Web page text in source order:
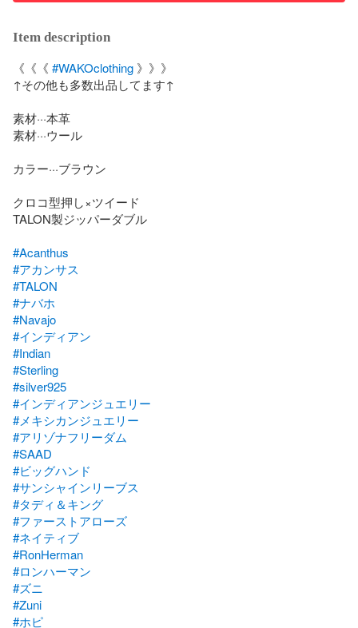
Item description
《《《 #WAKOclothing 》》》
↑その他も多数出品してます↑
素材···本革
素材···ウール
カラー···ブラウン
クロコ型押し×ツイード
TALON製ジッパーダブル
#Acanthus
#アカンサス
#TALON
#ナバホ
#Navajo
#インディアン
#Indian
#Sterling
#silver925
#インディアンジュエリー
#メキシカンジュエリー
#アリゾナフリーダム
#SAAD
#ビッグハンド
#サンシャインリーブス
#タディ＆キング
#ファーストアローズ
#ネイティブ
#RonHerman
#ロンハーマン
#ズニ
#Zuni
#ホピ